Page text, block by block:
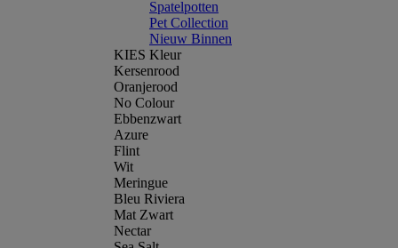
Spatelpotten
Pet Collection
Nieuw Binnen
KIES Kleur
Kersenrood
Oranjerood
No Colour
Ebbenzwart
Azure
Flint
Wit
Meringue
Bleu Riviera
Mat Zwart
Nectar